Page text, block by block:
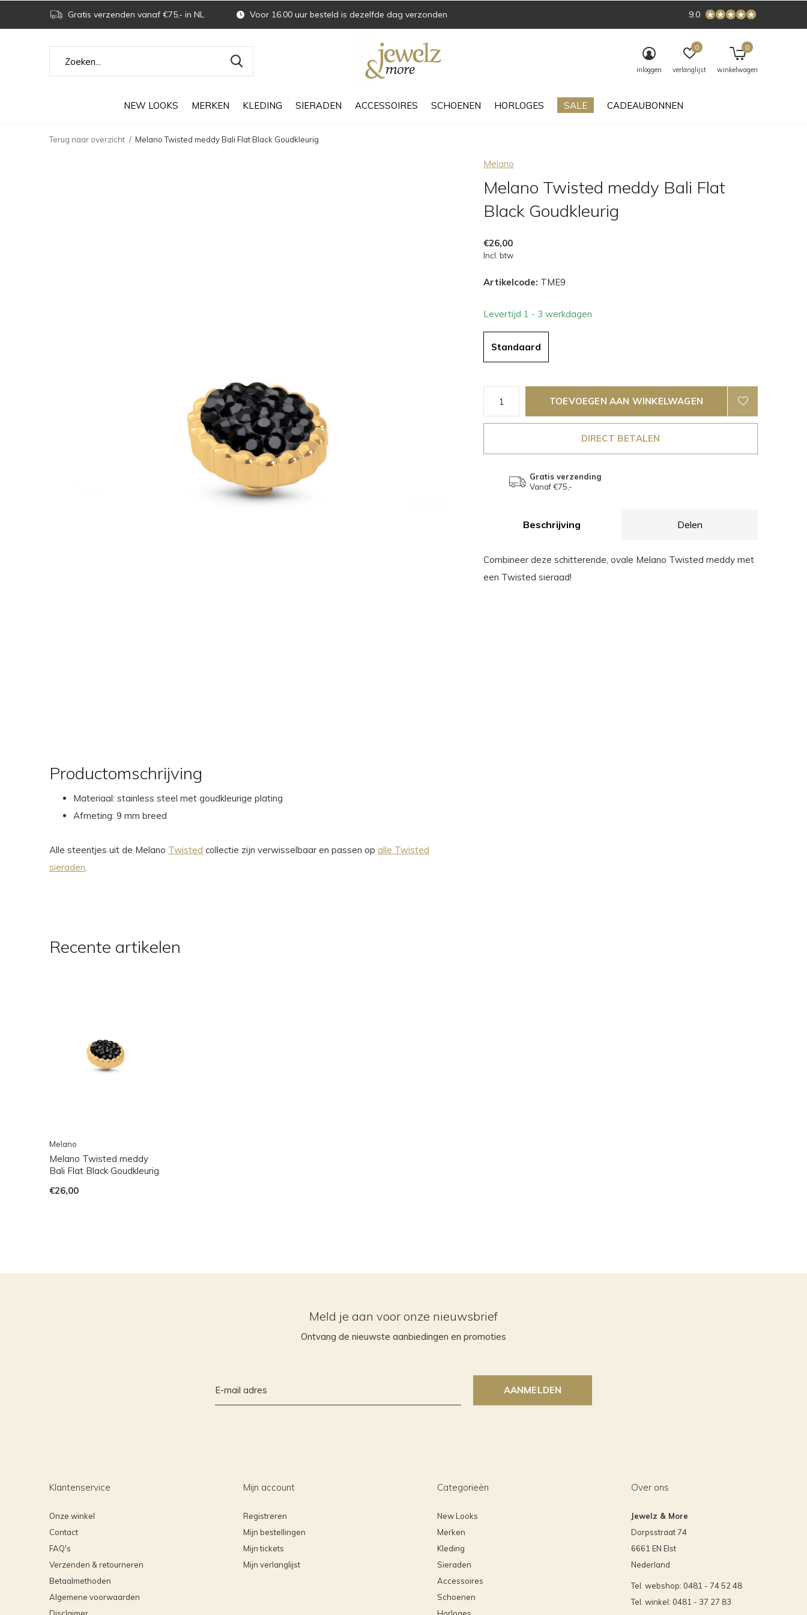
NEW LOOKS MERKEN KLEDING SIERADEN ACCESSOIRES SCHOENEN HORLOGES SALE CADEAUBONNEN
inloggen verlanglijst
0
winkelwagen
0
Gratis verzenden vanaf €75,- in NL Voor 16.00 uur besteld is dezelfde dag verzonden 9.0
Terug naar overzicht Melano Twisted meddy Bali Flat Black Goudkleurig
Melano
Melano Twisted meddy Bali Flat
Black Goudkleurig
€26,00
Incl. btw
Artikelcode: TME9
Levertijd 1 - 3 werkdagen
Standaard
TOEVOEGEN AAN WINKELWAGEN
DIRECT BETALEN
Gratis verzending
Vanaf €75,-
Beschrijving Delen
Combineer deze schitterende, ovale Melano Twisted meddy met
een Twisted sieraad!
Productomschrijving
Materiaal: stainless steel met goudkleurige plating
Afmeting: 9 mm breed
Alle steentjes uit de Melano Twisted collectie zijn verwisselbaar en passen op alle Twisted
sieraden.
Recente artikelen
Melano
Melano Twisted meddy
Bali Flat Black Goudkleurig
€26,00
Meld je aan voor onze nieuwsbrief
Ontvang de nieuwste aanbiedingen en promoties
AANMELDEN
Klantenservice
Onze winkel
Contact
FAQ's
Verzenden & retourneren
Betaalmethoden
Algemene voorwaarden
Mijn account
Registreren
Mijn bestellingen
Mijn tickets
Mijn verlanglijst
Categorieën
New Looks
Merken
Kleding
Sieraden
Accessoires
Schoenen
Over ons
Jewelz & More
Dorpsstraat 74
6661 EN Elst
Nederland
Tel. webshop: 0481 - 74 52 48
Tel. winkel: 0481 - 37 27 83